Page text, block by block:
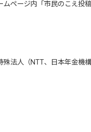
ページ内「市民のこえ投
法人（NTT、日本年金機